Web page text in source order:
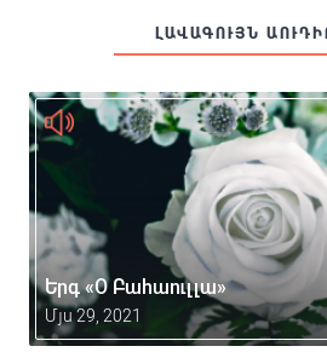
ԼԱՎԱԳՈՒՅՆ
Երգ «Օ Բահաուլլա»
Մյս 29, 2021